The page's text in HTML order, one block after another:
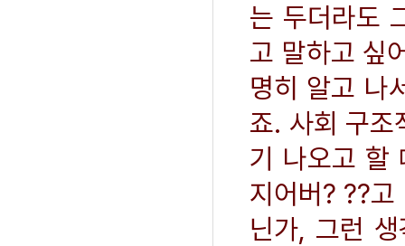
는 두더라도
고 말하고 싶
명히 알고 나
죠. 사회 구조
기 나오고 할
지어버? ??
닌가, 그런